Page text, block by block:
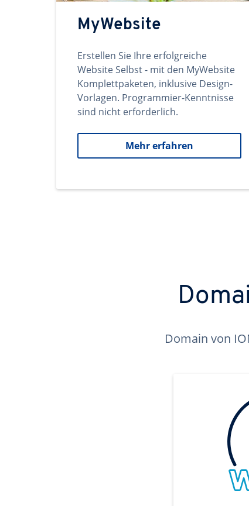
MyWebsite
Erstellen Sie Ihre erfolgreiche
Website Selbst - mit den MyWebsite
Komplettpaketen, inklusive Design-
Vorlagen. Programmier-Kenntnisse
sind nicht erforderlich.
Mehr erfahren
Domain von